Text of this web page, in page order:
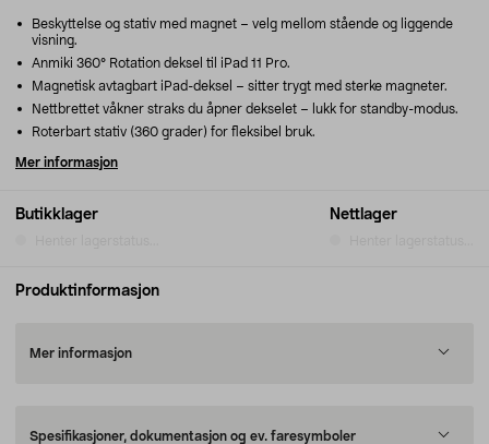
Butikklager Nettlager
Beskyttelse og stativ med magnet – velg mellom stående og liggende
visning.
Anmiki 360° Rotation deksel til iPad 11 Pro.
Magnetisk avtagbart iPad-deksel – sitter trygt med sterke magneter.
Nettbrettet våkner straks du åpner dekselet – lukk for standby-modus.
Roterbart stativ (360 grader) for fleksibel bruk.
Mer informasjon
Produktinformasjon
Mer informasjon
Spesifikasjoner, dokumentasjon og ev. faresymboler